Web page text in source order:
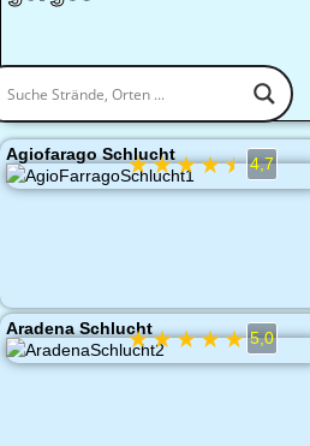
Agiofarago Schlucht
★★★★★ 4,7
Aradena Schlucht
★★★★★ 5,0